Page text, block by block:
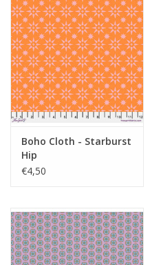
Boho Cloth - Starburst
Hip
€4,50